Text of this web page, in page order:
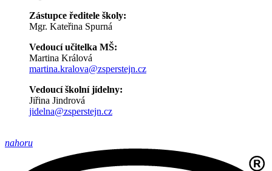
Zástupce ředitele školy:
Mgr. Kateřina Spurná
Vedoucí učitelka MŠ:
Martina Králová
martina.kralova@zsperstejn.cz
Vedoucí školní jídelny:
Jiřina Jindrová
jidelna@zsperstejn.cz
nahoru